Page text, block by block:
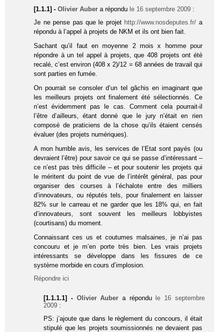
[1.1.1] -Olivier Auber a répondu le 16 septembre 2009 :
Je ne pense pas que le projet http://www.nosdeputes.fr/ a
répondu à l’appel à projets de NKM et ils ont bien fait.
Sachant qu’il faut en moyenne 2 mois x homme pour
répondre à un tel appel à projets, que 408 projets ont été
recalé, c’est environ (408 x 2)/12 = 68 années de travail qui
sont parties en fumée.
On pourrait se consoler d’un tel gâchis en imaginant que
les meilleurs projets ont finalement été sélectionnés. Ce
n’est évidemment pas le cas. Comment cela pourrait-il
l’être d’ailleurs, étant donné que le jury n’était en rien
composé de praticiens de la chose qu’ils étaient censés
évaluer (des projets numériques).
A mon humble avis, les services de l’Etat sont payés (ou
devraient l’être) pour savoir ce qui se passe d’intéressant –
ce n’est pas très difficile – et pour soutenir les projets qui
le méritent du point de vue de l’intérêt général, pas pour
organiser des courses à l’échalote entre des milliers
d’innovateurs, ou réputés tels, pour finalement en laisser
82% sur le carreau et ne garder que les 18% qui, en fait
d’innovateurs, sont souvent les meilleurs lobbyistes
(courtisans) du moment.
Connaissant ces us et coutumes malsaines, je n’ai pas
concouru et je m’en porte très bien. Les vrais projets
intéressants se développe dans les fissures de ce
système morbide en cours d’implosion.
Répondre ici
[1.1.1.1] - Olivier Auber a répondu le 16 septembre
2009 :
PS: j’ajoute que dans le règlement du concours, il était
stipulé que les projets soumissionnés ne devaient pas